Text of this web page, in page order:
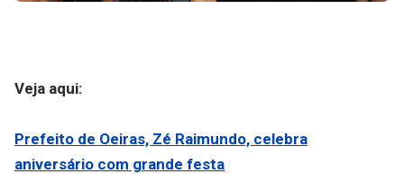
Veja aqui:
Prefeito de Oeiras, Zé Raimundo, celebra
aniversário com grande festa